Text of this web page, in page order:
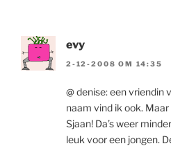
evy
2-12-2008 OM 14:35
@ denise: een vriendin
naam vind ik ook.
Sjaan! Da’s weer
leuk voor een jongen.